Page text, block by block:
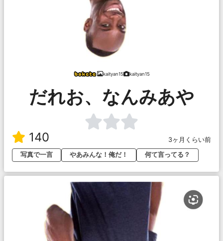
kaityan15 kaityan15
だれお、なんみあや
140
3ヶ月くらい前
写真で一言
やあみんな！俺だ！ 何て言ってる？